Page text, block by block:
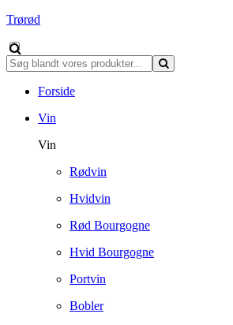
Trørød
Forside
Vin
Vin
Rødvin
Hvidvin
Rød Bourgogne
Hvid Bourgogne
Portvin
Bobler